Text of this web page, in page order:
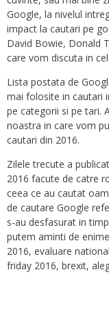
Google, la nivelul
impact la cautari pe
David Bowie, Donald
care vom discuta in
Lista postata de
mai folosite in cautari
pe categorii si pe tari.
noastra in care vom
cautari din 2016.
Zilele trecute a
2016 facute de catre
ceea ce au cautat
de cautare Google
s-au desfasurat in
putem aminti de
2016, evaluare
friday 2016, brexit,